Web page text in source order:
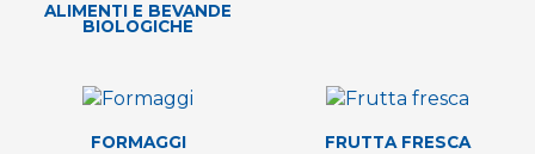
ALIMENTI E BEVANDE
BIOLOGICHE
FORMAGGI FRUTTA FRESCA